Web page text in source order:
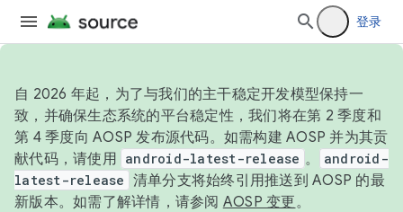
登录
自 2026 年起，为了与我们的主干稳定开发模型保持一
致，并确保生态系统的平台稳定性，我们将在第 2 季度和
第 4 季度向 AOSP 发布源代码。如需构建 AOSP 并为其贡
献代码，请使用 android-latest-release 。
android-
latest-release 清单分支将始终引用推送到 AOSP 的最
新版本。如需了解详情，请参阅 AOSP 变更。